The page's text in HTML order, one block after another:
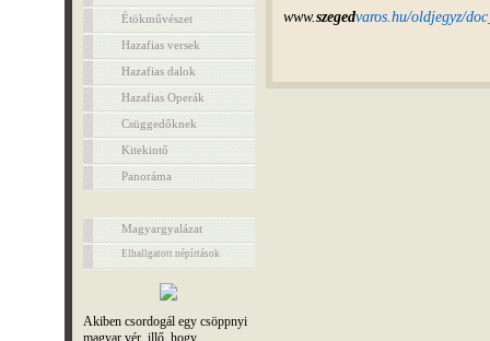
Étökművészet
Hazafias versek
Hazafias dalok
Hazafias Operák
Csüggedőknek
Kitekintő
Panoráma
Magyargyalázat
Elhallgatott népírtások
Akiben csordogál egy csöppnyi
magyar vér, illő, hogy
www.szegedvaros.hu/oldjegyz/